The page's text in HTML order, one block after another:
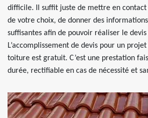
difficile. Il suffit juste de mettre en
de votre choix, de donner des
suffisantes afin de pouvoir réaliser le
L’accomplissement de devis pour un
toiture est gratuit. C’est une prestation
durée, rectifiable en cas de nécessité et